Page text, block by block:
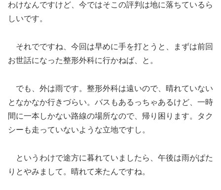
わけなんですけど、今ではそこの評判は地に落ちているら
しいです。
それでですね、今回は早めに手を打とうと、まずは前回
お世話になった整形外科に行かねば、と。
でも、外は雨です。整形外科は遠いので、晴れていない
となかなか行きづらい。バスもあるっちゃあるけど、一時
間に一本しかない路線の場所なので、帰り困ります。タク
シーも走っていないような立地ですし。
というわけで途方に暮れていましたら、午後は雨がぱた
りとやみまして。晴れて来たんですね。